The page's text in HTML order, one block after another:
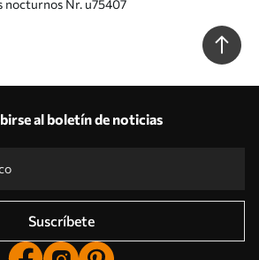
nocturnos Nr. u75407
al boletín de noticias
Suscríbete